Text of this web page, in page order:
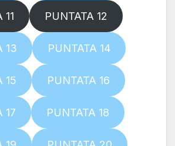
11 PUNTATA 12
13 PUNTATA 14
15 PUNTATA 16
17 PUNTATA 18